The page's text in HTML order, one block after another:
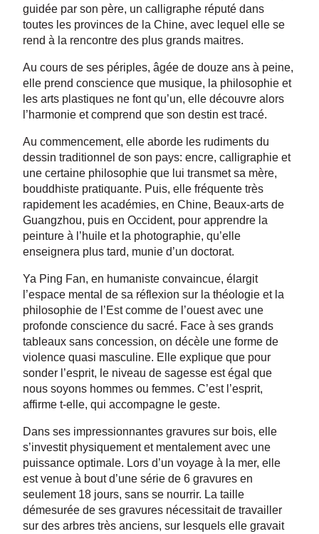
guidée par son père, un calligraphe réputé dans
toutes les provinces de la Chine, avec lequel elle se
rend à la rencontre des plus grands maitres.
Au cours de ses périples, âgée de douze ans à peine,
elle prend conscience que musique, la philosophie et
les arts plastiques ne font qu’un, elle découvre alors
l’harmonie et comprend que son destin est tracé.
Au commencement, elle aborde les rudiments du
dessin traditionnel de son pays: encre, calligraphie et
une certaine philosophie que lui transmet sa mère,
bouddhiste pratiquante. Puis, elle fréquente très
rapidement les académies, en Chine, Beaux-arts de
Guangzhou, puis en Occident, pour apprendre la
peinture à l’huile et la photographie, qu’elle
enseignera plus tard, munie d’un doctorat.
Ya Ping Fan, en humaniste convaincue, élargit
l’espace mental de sa réflexion sur la théologie et la
philosophie de l’Est comme de l’ouest avec une
profonde conscience du sacré. Face à ses grands
tableaux sans concession, on décèle une forme de
violence quasi masculine. Elle explique que pour
sonder l’esprit, le niveau de sagesse est égal que
nous soyons hommes ou femmes. C’est l’esprit,
affirme t-elle, qui accompagne le geste.
Dans ses impressionnantes gravures sur bois, elle
s’investit physiquement et mentalement avec une
puissance optimale. Lors d’un voyage à la mer, elle
est venue à bout d’une série de 6 gravures en
seulement 18 jours, sans se nourrir. La taille
démesurée de ses gravures nécessitait de travailler
sur des arbres très anciens, sur lesquels elle gravait